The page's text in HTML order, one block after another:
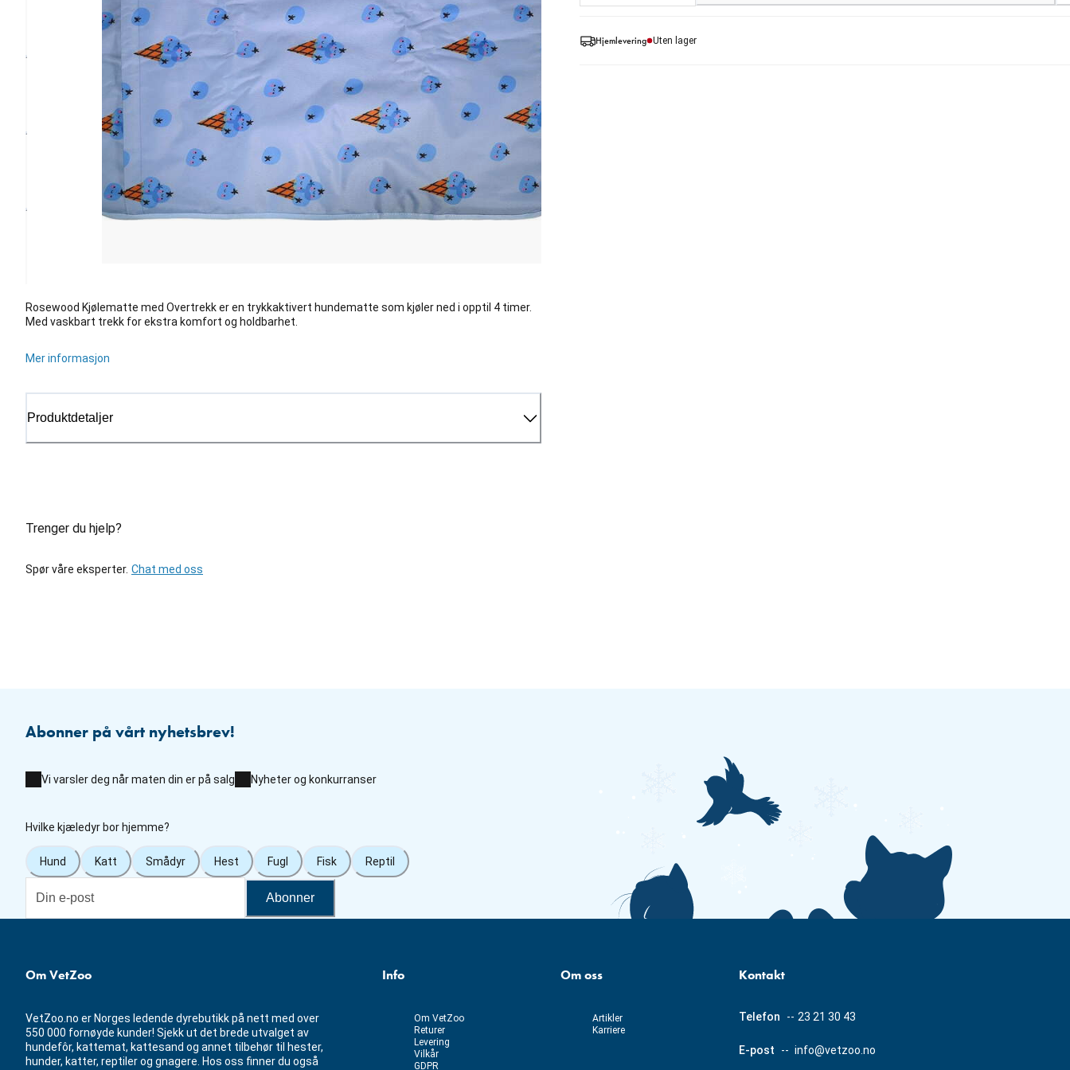
Rosewood Kjølematte med Overtrekk er en trykkaktivert hundematte som kjøler ned i opptil 4 timer.
Med vaskbart trekk for ekstra komfort og holdbarhet.
Mer informasjon
Produktdetaljer
Trenger du hjelp?
Spør våre eksperter. Chat med oss
Hjemlevering Uten lager
Abonner på vårt nyhetsbrev!
Vi varsler deg når maten din er på salg Nyheter og konkurranser
Hvilke kjæledyr bor hjemme?
Hund Katt Smådyr Hest Fugl Fisk Reptil
Abonner
Om VetZoo
VetZoo.no er Norges ledende dyrebutikk på nett med over
550 000 fornøyde kunder! Sjekk ut det brede utvalget av
hundefôr, kattemat, kattesand og annet tilbehør til hester,
hunder, katter, reptiler og gnagere. Hos oss finner du også
Info
Om VetZoo
Returer
Levering
Vilkår
GDPR
Om oss
Artikler
Karriere
Kontakt
Telefon -- 23 21 30 43
E-post -- info@vetzoo.no